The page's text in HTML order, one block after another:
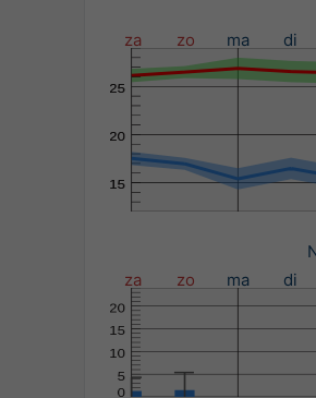
za zo ma di
za
zo ma di